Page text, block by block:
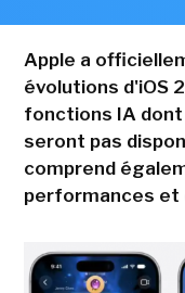
Apple a
évolutions d'iOS
fonctions IA
seront pas
comprend
performances et